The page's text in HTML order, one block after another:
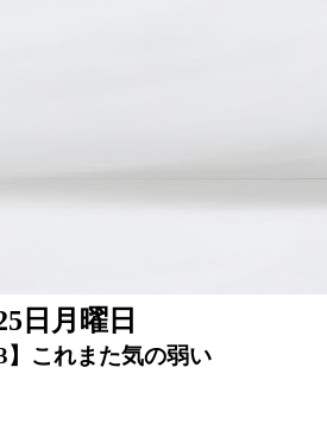
日月曜日
】これまた気の弱い